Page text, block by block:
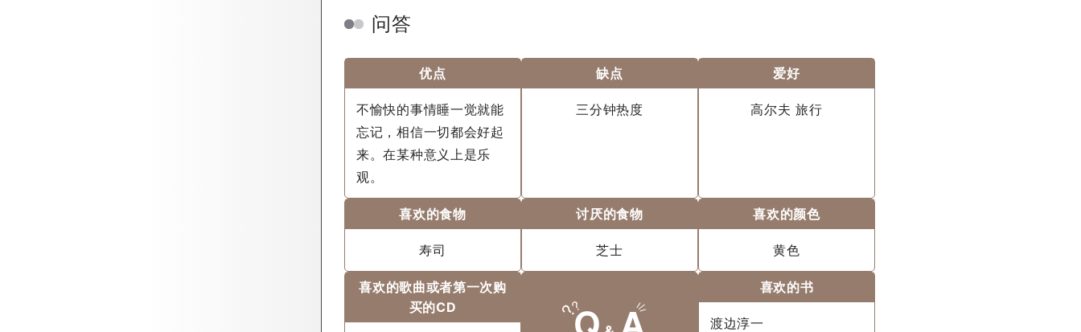
问答
优点
不愉快的事情睡一觉就能
忘记，相信一切都会好起
来。在某种意义上是乐
观。
缺点
三分钟热度
爱好
高尔夫 旅行
喜欢的食物
寿司
讨厌的食物
芝士
喜欢的颜色
黄色
喜欢的歌曲或者第一次购
买的CD
喜欢的书
渡边淳一